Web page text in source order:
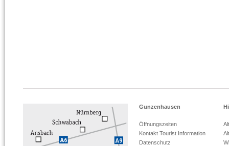
Gunzenhausen
Öffnungszeiten
Kontakt Tourist Information
Datenschutz